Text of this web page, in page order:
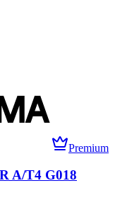
Premium
A/T4 G018